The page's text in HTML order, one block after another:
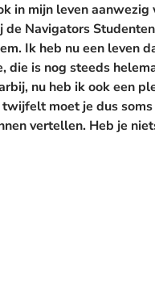
in mijn leven
Navigators
Ik heb nu een leven
die is nog steeds
nu heb ik ook een
twijfelt moet je dus
vertellen. Heb je